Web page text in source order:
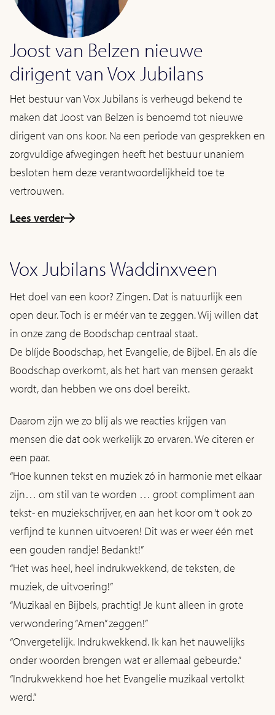
Joost van Belzen nieuwe
dirigent van Vox Jubilans
Het bestuur van Vox Jubilans is verheugd bekend te
maken dat Joost van Belzen is benoemd tot nieuwe
dirigent van ons koor. Na een periode van gesprekken en
zorgvuldige afwegingen heeft het bestuur unaniem
besloten hem deze verantwoordelijkheid toe te
vertrouwen.
Lees verder
Vox Jubilans Waddinxveen
Het doel van een koor? Zingen. Dat is natuurlijk een
open deur. Toch is er méér van te zeggen. Wij willen dat
in onze zang de Boodschap centraal staat.
De blíjde Boodschap, het Evangelie, de Bijbel. En als díe
Boodschap overkomt, als het hart van mensen geraakt
wordt, dan hebben we ons doel bereikt.
Daarom zijn we zo blij als we reacties krijgen van
mensen die dat ook werkelijk zo ervaren. We citeren er
een paar.
“Hoe kunnen tekst en muziek zó in harmonie met elkaar
zijn… om stil van te worden … groot compliment aan
tekst- en muziekschrijver, en aan het koor om ‘t ook zo
verfijnd te kunnen uitvoeren! Dit was er weer één met
een gouden randje! Bedankt!”
“Het was heel, heel indrukwekkend, de teksten, de
muziek, de uitvoering!”
“Muzikaal en Bijbels, prachtig! Je kunt alleen in grote
verwondering “Amen” zeggen!”
“Onvergetelijk. Indrukwekkend. Ik kan het nauwelijks
onder woorden brengen wat er allemaal gebeurde.”
“Indrukwekkend hoe het Evangelie muzikaal vertolkt
werd.”